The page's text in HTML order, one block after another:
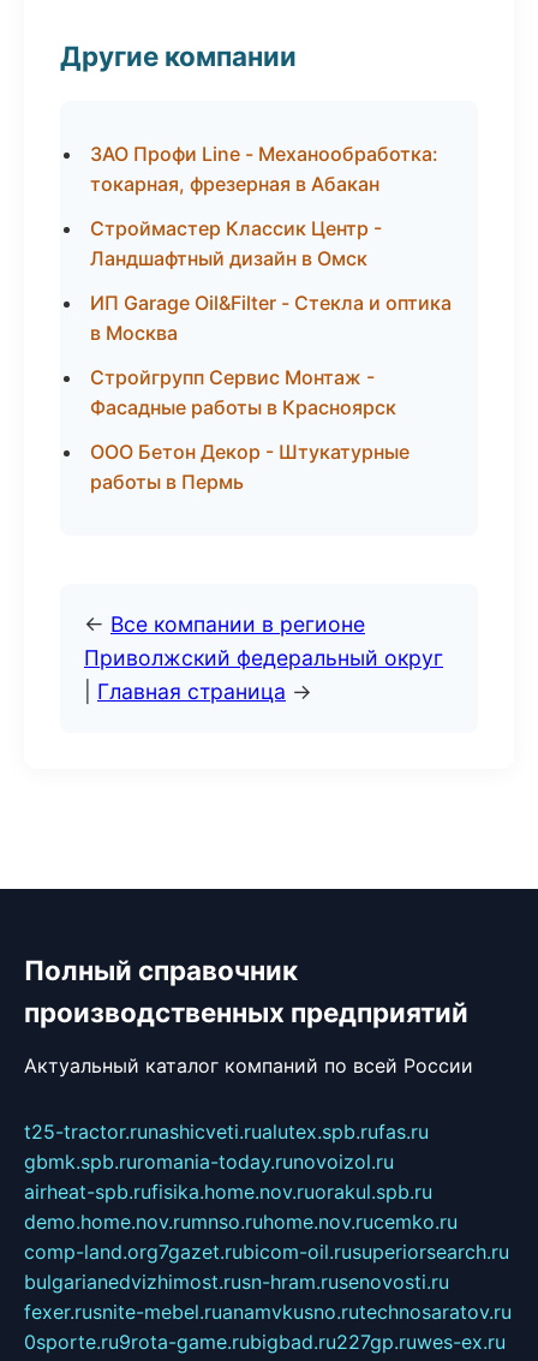
Другие компании
ЗАО Профи Line - Механообработка:
токарная, фрезерная в Абакан
Строймастер Классик Центр -
Ландшафтный дизайн в Омск
ИП Garage Oil&Filter - Стекла и оптика
в Москва
Стройгрупп Сервис Монтаж -
Фасадные работы в Красноярск
ООО Бетон Декор - Штукатурные
работы в Пермь
← Все компании в регионе
Приволжский федеральный округ
Главная страница →
Полный справочник
производственных предприятий
Актуальный каталог компаний по всей России
t25-tractor.runashicveti.rualutex.spb.rufas.ru
gbmk.spb.ruromania-today.runovoizol.ru
airheat-spb.rufisika.home.nov.ruorakul.spb.ru
demo.home.nov.rumnso.ruhome.nov.rucemko.ru
comp-land.org7gazet.rubicom-oil.rusuperiorsearch.ru
bulgarianedvizhimost.rusn-hram.rusenovosti.ru
fexer.rusnite-mebel.ruanamvkusno.rutechnosaratov.ru
0sporte.ru9rota-game.rubigbad.ru227gp.ruwes-ex.ru